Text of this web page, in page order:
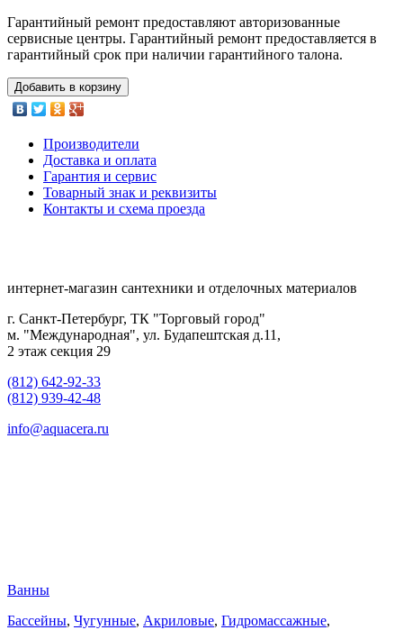
Гарантийный ремонт предоставляют авторизованные
сервисные центры. Гарантийный ремонт предоставляется в
гарантийный срок при наличии гарантийного талона.
Добавить в корзину
Производители
Доставка и оплата
Гарантия и сервис
Товарный знак и реквизиты
Контакты и схема проезда
интернет-магазин сантехники и отделочных материалов
г. Санкт-Петербург, ТК "Торговый город"
м. "Международная", ул. Будапештская д.11,
2 этаж секция 29
(812) 642-92-33
(812) 939-42-48
info@aquacera.ru
Ванны
Бассейны, Чугунные, Акриловые, Гидромассажные,